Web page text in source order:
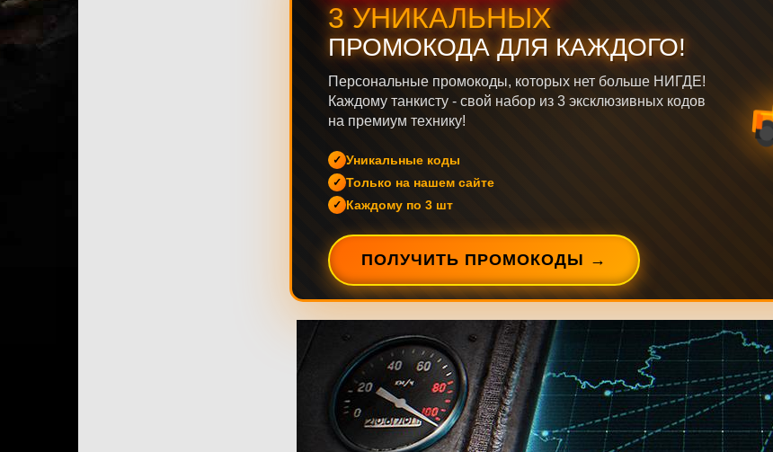
3 УНИКАЛЬНЫХ
ПРОМОКОДА ДЛЯ КАЖДОГО!
Персональные промокоды, которых нет больше НИГДЕ!
Каждому танкисту - свой набор из 3 эксклюзивных кодов
на премиум технику!
Уникальные коды
Только на нашем сайте
Каждому по 3 шт
ПОЛУЧИТЬ ПРОМОКОДЫ →